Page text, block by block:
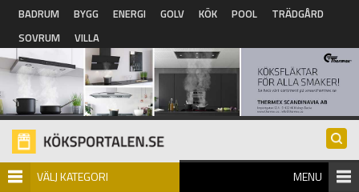
Hoppa till huvudinnehåll
BADRUM BYGG ENERGI GOLV KÖK POOL
TRÄDGÅRD
SOVRUM
VILLA
VÄLJ KATEGORI MENU